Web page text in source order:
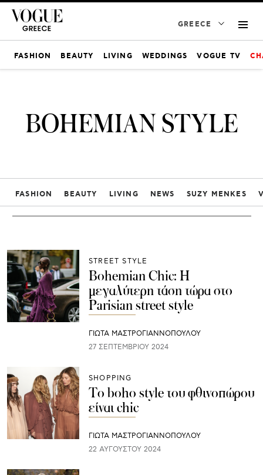
GREECE
FASHION BEAUTY LIVING WEDDINGS VOGUE TV
BOHEMIAN STYLE
FASHION BEAUTY LIVING NEWS SUZY MENKES
STREET STYLE
Bohemian Chic: Η
μεγαλύτερη τάση τώρα στο
Parisian street style
ΓΙΩΤΑ ΜΑΣΤΡΟΓΙΑΝΝΟΠΟΥΛΟΥ
27 ΣΕΠΤΕΜΒΡΊΟΥ 2024
SHOPPING
Το boho style του φθινοπώρου
είναι chic
ΓΙΩΤΑ ΜΑΣΤΡΟΓΙΑΝΝΟΠΟΥΛΟΥ
22 ΑΥΓΟΎΣΤΟΥ 2024